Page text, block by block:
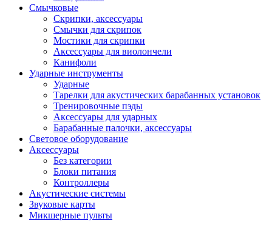
Смычковые
Скрипки, аксессуары
Смычки для скрипок
Мостики для скрипки
Аксессуары для виолончели
Канифоли
Ударные инструменты
Ударные
Тарелки для акустических барабанных установок
Тренировочные пэды
Аксессуары для ударных
Барабанные палочки, аксессуары
Световое оборудование
Аксессуары
Без категории
Блоки питания
Контроллеры
Акустические системы
Звуковые карты
Микшерные пульты